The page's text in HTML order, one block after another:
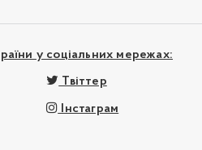
у соціальних мережах:
Твіттер
Інстаграм